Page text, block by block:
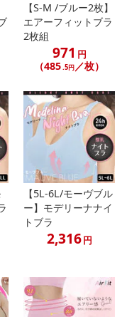
【S-M /ブルー2枚】
エアーフィットブラ
2枚組
971 円
（485.5円／枚）
【5L-6L/モーヴブル
ー】モデリーナナイ
トブラ
2,316円